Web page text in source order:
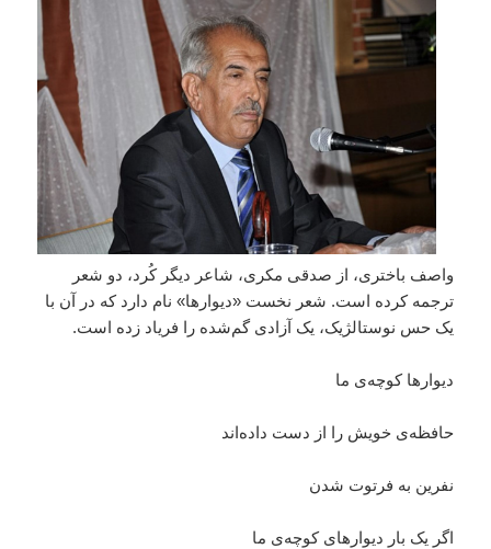
واصف باختری، از صدقی مکری، شاعر دیگر کُرد، دو شعر
ترجمه کرده است. شعر نخست «دیوارها» نام دارد که در آن با
یک حس نوستالژیک، یک آزادی گم‌شده را فریاد زده است.
دیوارها کوچه‌ی ما
حافظه‌ی خویش را از دست داده‌اند
نفرین به فرتوت شدن
اگر یک بار دیوارهای کوچه‌ی ما